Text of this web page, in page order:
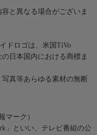
と異なる場合がございま
ドロゴは、米国TiVo
日本国内における商標ま
真等あらゆる素材の無断
マーク）
」といい、テレビ番組の公